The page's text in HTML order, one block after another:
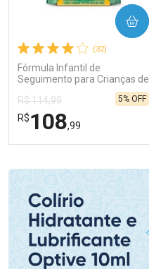
(32)
Fórmula Infantil de
Seguimento para Crianças de
Primeira Infância Nestonutri
2 Unidades de 800g cada
R$ 114,99
R$108,99
5% OFF
COMPRAR